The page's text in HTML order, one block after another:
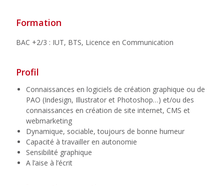
Formation
BAC +2/3 : IUT, BTS, Licence en Communication
Profil
Connaissances en logiciels de création graphique ou de
PAO (Indesign, Illustrator et Photoshop…) et/ou des
connaissances en création de site internet, CMS et
webmarketing
Dynamique, sociable, toujours de bonne humeur
Capacité à travailler en autonomie
Sensibilité graphique
A l’aise à l’écrit